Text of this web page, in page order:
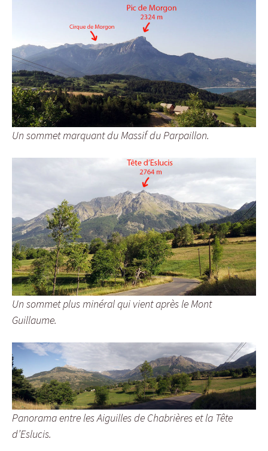
Un sommet marquant du Massif du Parpaillon.
Un sommet plus minéral qui vient après le Mont
Guillaume.
Panorama entre les Aiguilles de Chabrières et la Tête
d’Eslucis.